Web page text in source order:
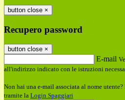
button close ×
Recupero password
button close ×
E-mail
all'indirizzo indicato con le istruzioni
Non hai una e-mail associata al nome
tramite la Login Spaggiari